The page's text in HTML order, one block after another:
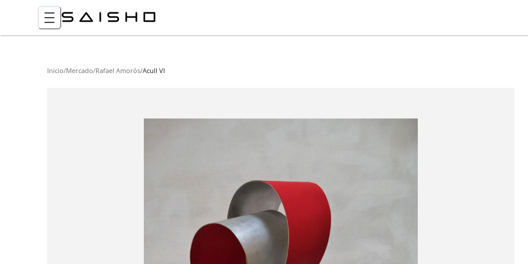
Inicio/Mercado/Rafael Amorós/Acull VI